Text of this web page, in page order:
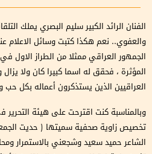
الفنان الرائد الكبير سليم البصري يملك
والعفوي.. نعم هكذا كتبت وسائل الاعلام
الجمهور العراقي ممثلا من الطراز الاول
المؤثرة ، فحقق له اسما كبيرا كان ولا
العراقيين الذين يستذكرون أعماله بكل حب
وبالمناسبة كنت اقترحت على هيئة التحرير
تخصيص زاوية صحفية سميتها ( حديت
الشاعر حميد سعيد وشجعني بالاستمرار